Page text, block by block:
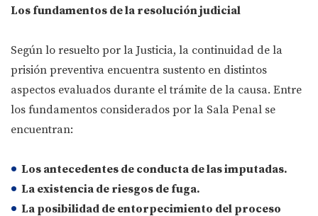
Los fundamentos de la resolución judicial
Según lo resuelto por la Justicia, la continuidad de la
prisión preventiva encuentra sustento en distintos
aspectos evaluados durante el trámite de la causa. Entre
los fundamentos considerados por la Sala Penal se
encuentran:
Los antecedentes de conducta de las imputadas.
La existencia de riesgos de fuga.
La posibilidad de entorpecimiento del proceso